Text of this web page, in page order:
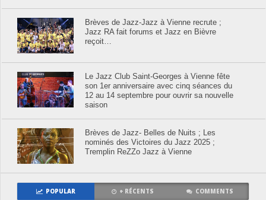
Brèves de Jazz-Jazz à Vienne recrute ;
Jazz RA fait forums et Jazz en Bièvre
reçoit…
Le Jazz Club Saint-Georges à Vienne fête
son 1er anniversaire avec cinq séances du
12 au 14 septembre pour ouvrir sa nouvelle
saison
Brèves de Jazz- Belles de Nuits ; Les
nominés des Victoires du Jazz 2025 ;
Tremplin ReZZo Jazz à Vienne
POPULAR + RÉCENTS COMMENTS